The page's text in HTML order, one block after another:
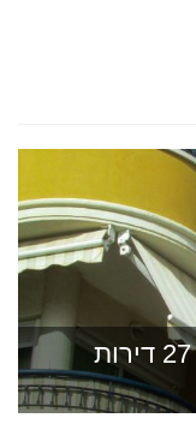
מאיר דוידי מגשים תמ"א 32: 27 דירות